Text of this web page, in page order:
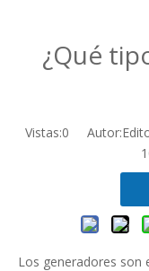
¿Qué
Vistas:0
Los generadores son